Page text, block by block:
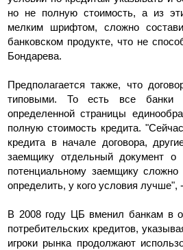
но не полную стоимость, а из
мелким шрифтом, сложно
банковском продукте, что не
Бондарева.
Предполагается также, что
типовыми. То есть все банки
определенной страницы
полную стоимость кредита.
кредита в начале договора,
заемщику отдельный документ о
потенциальному заемщику
определить, у кого условия
В 2008 году ЦБ вменил банкам в
потребительских кредитов,
игроки рынка продолжают